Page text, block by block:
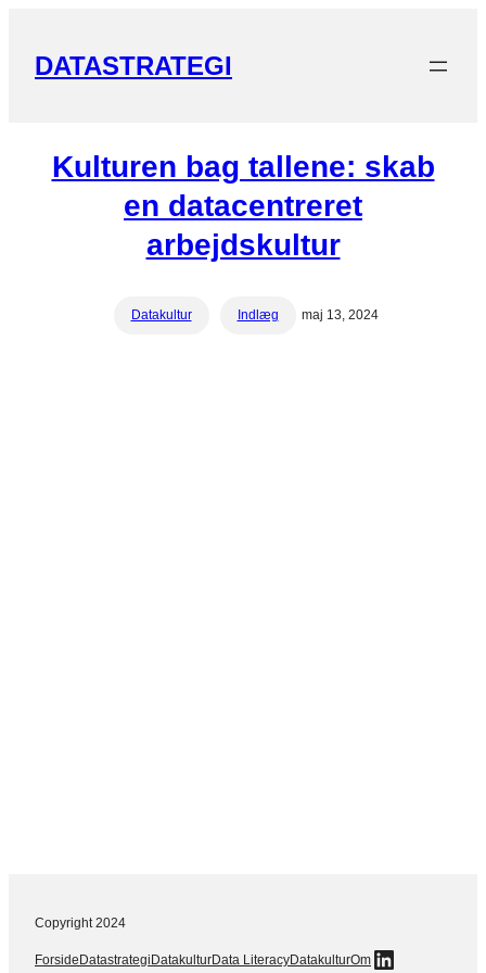
DATASTRATEGI
Kulturen bag tallene: skab
en datacentreret
arbejdskultur
Datakultur Indlæg maj 13, 2024
Copyright 2024
ForsideDatastrategiDatakulturData LiteracyDatakulturOmLinkedIn